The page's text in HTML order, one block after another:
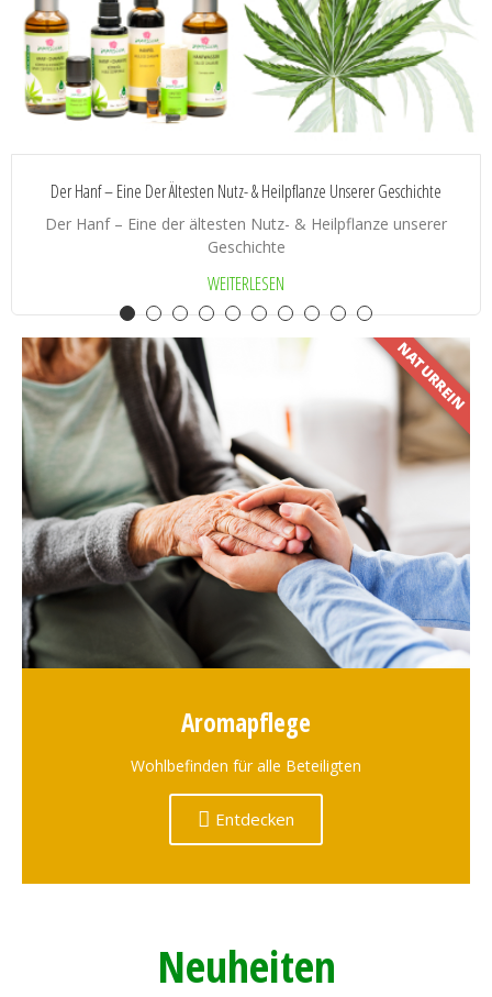
Der Hanf – Eine Der Ältesten Nutz- & Heilpflanze Unserer Geschichte
Der Hanf – Eine der ältesten Nutz- & Heilpflanze unserer
Geschichte
WEITERLESEN
Aromapflege
Wohlbefinden für alle Beteiligten
Entdecken
NATURREIN
Neuheiten